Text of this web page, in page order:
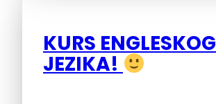
KURS ENGLESKOG
JEZIKA!